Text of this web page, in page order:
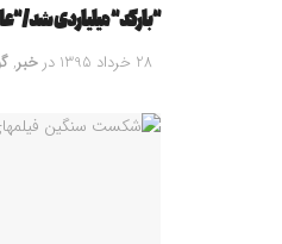
“بارکد” میلیاردی شد/
28 خرداد 1395 در خبر,